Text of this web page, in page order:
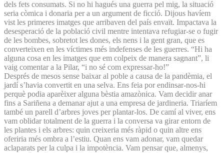
dels fets consumats. Si no hi hagués una guerra pel mig, la situació
seria còmica i donaria per a un argument de ficció. Dijous havíem
vist les primeres imatges que arribaven del país envaït. Impactava la
desesperació de la població civil mentre intentava refugiar-se o fugir
de les bombes, sobretot les dones, els nens i la gent gran, que es
converteixen en les víctimes més indefenses de les guerres. “Hi ha
alguna cosa en les imatges que em colpeix de manera sagnant”, li
vaig comentar a la Pilar, “i no sé com expressar-ho!”
Després de mesos sense baixar al poble a causa de la pandèmia, el
jardí s’havia convertit en una selva. Ens feia por endinsar-nos-hi
perquè podia aparèixer alguna bèstia amazònica. Vam decidir anar
fins a Sariñena a demanar ajut a una empresa de jardineria. Triaríem
també un parell d’arbres joves per plantar-los. De camí al viver, ens
vam oblidar totalment de la guerra i la conversa va girar entorn de
les plantes i els arbres: quin creixeria més ràpid o quin altre ens
oferiria més ombra a l’estiu. Quan ens vam adonar, vam quedar
aclaparats per la culpa i la impotència. Vam pensar que, almenys,